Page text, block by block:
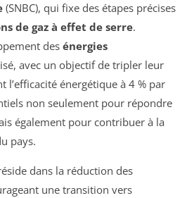
(SNBC), qui fixe des étapes précises
de gaz à effet de serre.
des énergies
avec un objectif de tripler leur
l’efficacité énergétique à 4 % par
non seulement pour répondre
également pour contribuer à la
pays.
dans la réduction des
une transition vers